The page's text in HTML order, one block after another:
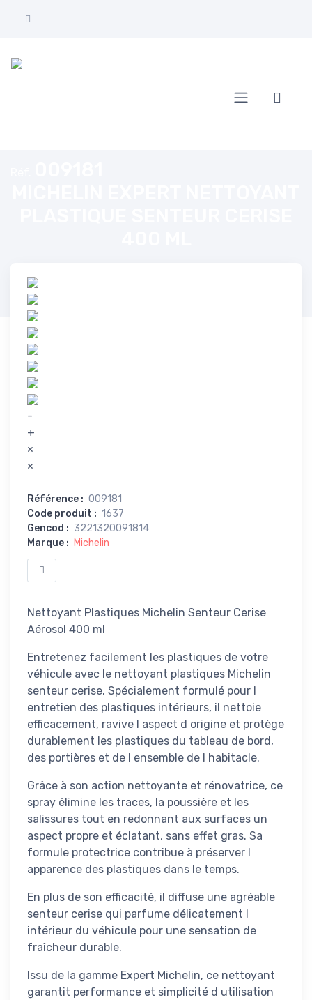
-
+
×
×
Référence : 009181
Code produit : 1637
Gencod : 3221320091814
Marque : Michelin
Nettoyant Plastiques Michelin Senteur Cerise
Aérosol 400 ml
Entretenez facilement les plastiques de votre
véhicule avec le nettoyant plastiques Michelin
senteur cerise. Spécialement formulé pour l
entretien des plastiques intérieurs, il nettoie
efficacement, ravive l aspect d origine et protège
durablement les plastiques du tableau de bord,
des portières et de l ensemble de l habitacle.
Grâce à son action nettoyante et rénovatrice, ce
spray élimine les traces, la poussière et les
salissures tout en redonnant aux surfaces un
aspect propre et éclatant, sans effet gras. Sa
formule protectrice contribue à préserver l
apparence des plastiques dans le temps.
En plus de son efficacité, il diffuse une agréable
senteur cerise qui parfume délicatement l
intérieur du véhicule pour une sensation de
fraîcheur durable.
Issu de la gamme Expert Michelin, ce nettoyant
garantit performance et simplicité d utilisation